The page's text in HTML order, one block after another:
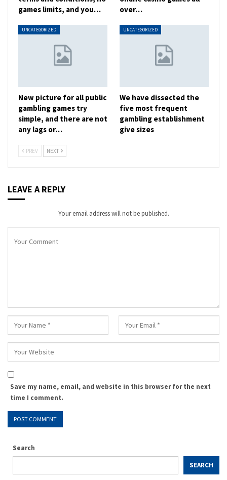
games limits, and you…
over…
UNCATEGORIZED
New picture for all public
gambling games try
simple, and there are not
any lags or…
UNCATEGORIZED
We have dissected the
five most frequent
gambling establishment
give sizes
PREV NEXT
LEAVE A REPLY
Your email address will not be published.
Save my name, email, and website in this browser for the next
time I comment.
Search
SEARCH